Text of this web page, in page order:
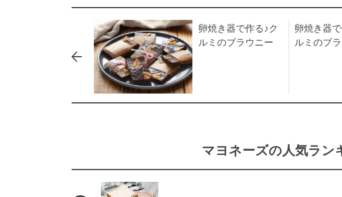
卵焼き器で作る♪ク
ルミのブラウニー
卵焼き器
ルミのブ
マヨネーズの人気ラン